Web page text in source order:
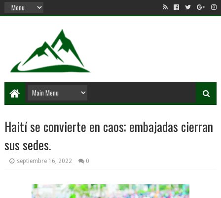
Haití se convierte en caos; embajadas cierran
sus sedes.
septiembre 16, 2022 0